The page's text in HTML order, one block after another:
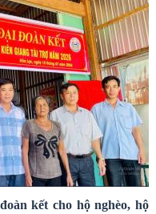
kết cho hộ nghèo, hộ